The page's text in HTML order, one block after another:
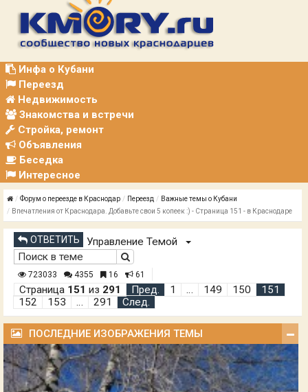
Инфа о Кубани
Переезд
Недвижимость
Знакомства и встречи
Стройка, ремонт
Объявления
Беседка
Интересное
Форум о переезде в Краснодар Переезд
Важные темы о Кубани
Впечатления от Краснодара. Добавьте свои 5 копеек :) - Страница 151 - в Краснодаре
ОТВЕТИТЬ Управление Темой
723033 4355 16 61
Страница 151 из 291 Пред. 1 … 149 150
151
152
153 … 291 След.
ПОСЛЕДНИЕ ИЗОБРАЖЕНИЯ ТЕМЫ